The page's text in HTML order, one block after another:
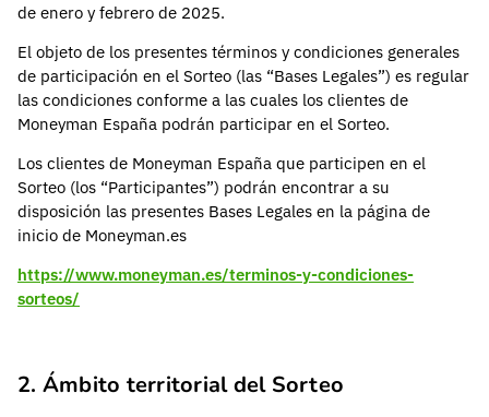
de enero y febrero de 2025.
El objeto de los presentes términos y condiciones generales
de participación en el Sorteo (las “Bases Legales”) es regular
las condiciones conforme a las cuales los clientes de
Moneyman España podrán participar en el Sorteo.
Los clientes de Moneyman España que participen en el
Sorteo (los “Participantes”) podrán encontrar a su
disposición las presentes Bases Legales en la página de
inicio de Moneyman.es
https://www.moneyman.es/terminos-y-condiciones-
sorteos/
2. Ámbito territorial del Sorteo